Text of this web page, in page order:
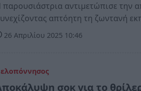
παρουσιάστρια αντιμετώπισε την
απτόητη τη ζωντανή
26 Απριλίου 2025 10:46
σοκ για το